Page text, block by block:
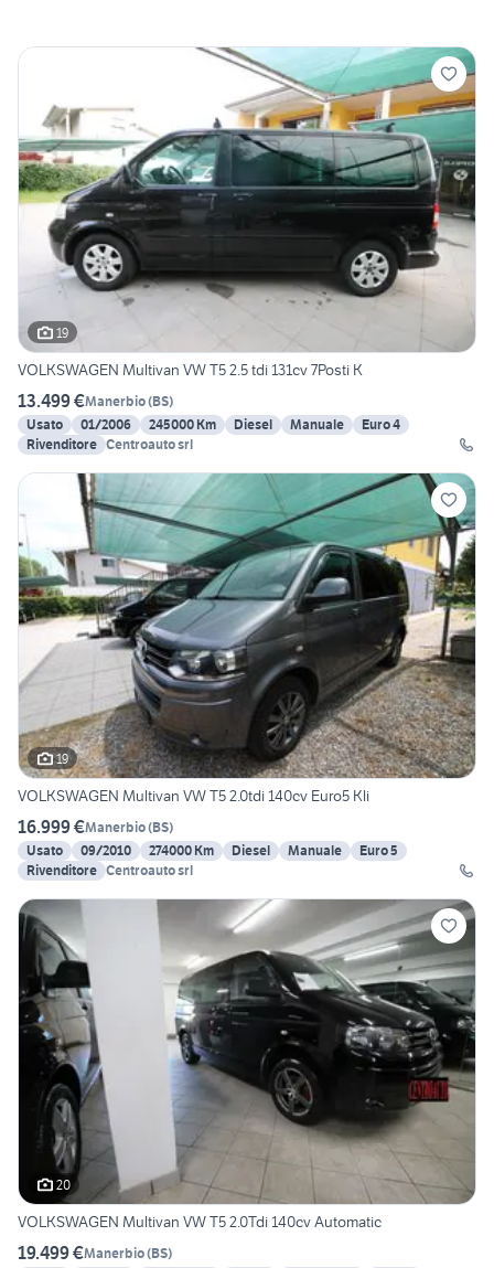
19
VOLKSWAGEN Multivan VW T5 2.5 tdi 131cv 7Posti K
13.499 €Manerbio(BS)
Usato
01/2006 245000 Km Diesel Manuale
Euro 4
Rivenditore Centroauto srl
19
VOLKSWAGEN Multivan VW T5 2.0tdi 140cv Euro5 Kli
16.999 €Manerbio(BS)
Usato
09/2010 274000 Km Diesel Manuale
Euro 5
Rivenditore Centroauto srl
20
VOLKSWAGEN Multivan VW T5 2.0Tdi 140cv Automatic
19.499 €Manerbio(BS)